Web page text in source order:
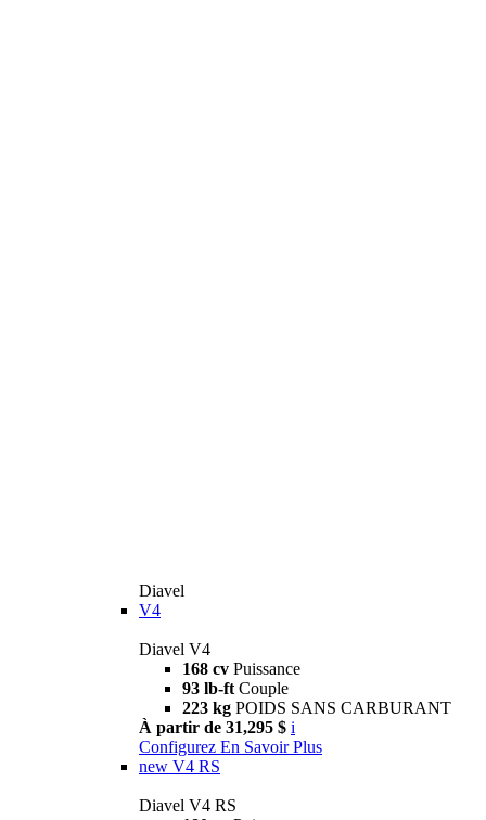
Diavel
V4
Diavel V4
168 cv Puissance
93 lb-ft Couple
223 kg POIDS SANS CARBURANT
À partir de 31,295 $ i
Configurez En Savoir Plus
new V4 RS
Diavel V4 RS